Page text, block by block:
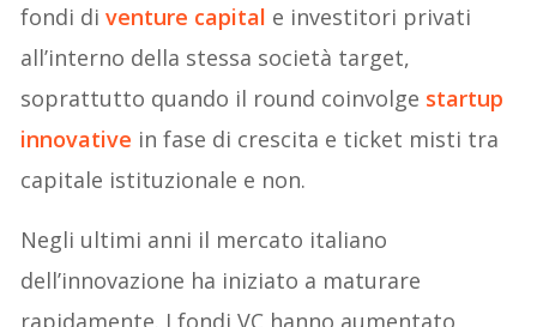
fondi diventure capital e investitori privati
all’interno della stessa società target,
soprattutto quando il round coinvolge startup
innovative in fase di crescita e ticket misti tra
capitale istituzionale e non.
Negli ultimi anni il mercato italiano
dell’innovazione ha iniziato a maturare
rapidamente. I fondi VC hanno aumentato